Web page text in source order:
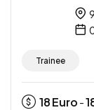
Trainee
18Euro -